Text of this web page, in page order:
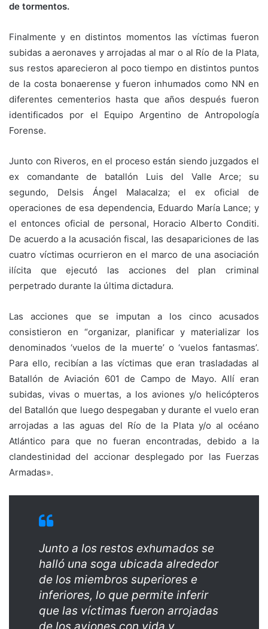
de tormentos.
Finalmente y en distintos momentos las víctimas fueron
subidas a aeronaves y arrojadas al mar o al Río de la Plata,
sus restos aparecieron al poco tiempo en distintos puntos
de la costa bonaerense y fueron inhumados como NN en
diferentes cementerios hasta que años después fueron
identificados por el Equipo Argentino de Antropología
Forense.
Junto con Riveros, en el proceso están siendo juzgados el
ex comandante de batallón Luis del Valle Arce; su
segundo, Delsis Ángel Malacalza; el ex oficial de
operaciones de esa dependencia, Eduardo María Lance; y
el entonces oficial de personal, Horacio Alberto Conditi.
De acuerdo a la acusación fiscal, las desapariciones de las
cuatro víctimas ocurrieron en el marco de una asociación
ilícita que ejecutó las acciones del plan criminal
perpetrado durante la última dictadura.
Las acciones que se imputan a los cinco acusados
consistieron en “organizar, planificar y materializar los
denominados ‘vuelos de la muerte’ o ‘vuelos fantasmas’.
Para ello, recibían a las víctimas que eran trasladadas al
Batallón de Aviación 601 de Campo de Mayo. Allí eran
subidas, vivas o muertas, a los aviones y/o helicópteros
del Batallón que luego despegaban y durante el vuelo eran
arrojadas a las aguas del Río de la Plata y/o al océano
Atlántico para que no fueran encontradas, debido a la
clandestinidad del accionar desplegado por las Fuerzas
Armadas».
Junto a los restos exhumados se
halló una soga ubicada alrededor
de los miembros superiores e
inferiores, lo que permite inferir
que las víctimas fueron arrojadas